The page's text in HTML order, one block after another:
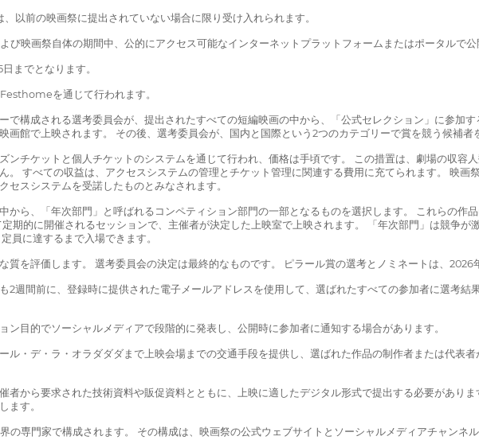
以前の映画祭に提出されていない場合に限り受け入れられます。
び映画祭自体の期間中、公的にアクセス可能なインターネットプラットフォームまたはポータルで
までとなります。
を通じて行われます。
で構成される選考委員会が、提出されたすべての短編映画の中から、「公式セレクション」に参加
画館で上映されます。 その後、選考委員会が、国内と国際という2つのカテゴリーで賞を競う候補者
ンチケットと個人チケットのシステムを通じて行われ、価格は手頃です。 この措置は、劇場の収容
。 すべての収益は、アクセスシステムの管理とチケット管理に関連する費用に充てられます。 映画
スシステムを受諾したものとみなされます。
から、「年次部門」と呼ばれるコンペティション部門の一部となるものを選択します。 これらの作
期的に開催されるセッションで、主催者が決定した上映室で上映されます。 「年次部門」は競争
員に達するまで入場できます。
を評価します。 選考委員会の決定は最終的なものです。 ピラール賞の選考とノミネートは、2026
2週間前に、登録時に提供された電子メールアドレスを使用して、選ばれたすべての参加者に選考結
ン目的でソーシャルメディアで段階的に発表し、公開時に参加者に通知する場合があります。
ル・デ・ラ・オラダダダまで上映会場までの交通手段を提供し、選ばれた作品の制作者または代表
者から要求された技術資料や販促資料とともに、上映に適したデジタル形式で提出する必要があり
ます。
の専門家で構成されます。 その構成は、映画祭の公式ウェブサイトとソーシャルメディアチャンネル